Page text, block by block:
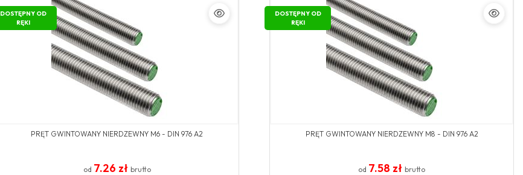
DOSTĘPNY OD
RĘKI
PRĘT GWINTOWANY NIERDZEWNY M6 - DIN 976 A2
od 7.26 zł brutto
DOSTĘPNY OD
RĘKI
PRĘT GWINTOWANY NIERDZEWNY M8 - DIN 976 A2
od 7.58 złbrutto